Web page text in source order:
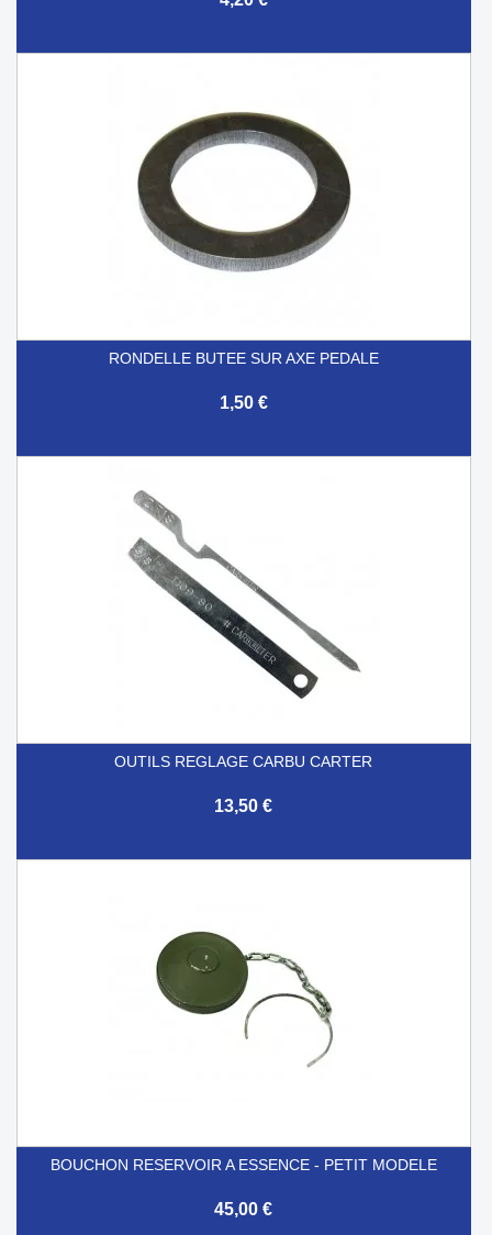
RONDELLE BUTEE SUR AXE PEDALE
1,50 €
OUTILS REGLAGE CARBU CARTER
13,50 €
BOUCHON RESERVOIR A ESSENCE - PETIT MODELE
45,00 €